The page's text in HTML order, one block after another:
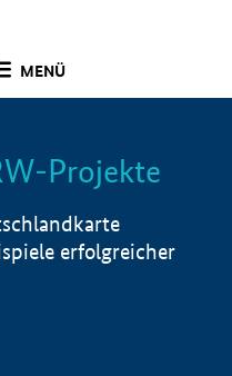
MENÜ
Info
Projekte
erfolgreicher